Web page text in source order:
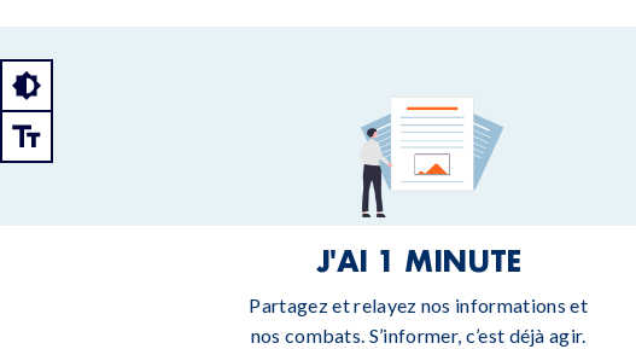
J'AI 1 MINUTE
Partagez et relayez nos informations et
nos combats. S’informer, c’est déjà agir.